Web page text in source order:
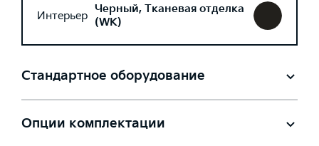
Интерьер Черный, Тканевая отделка
(WK)
Стандартное оборудование
Опции комплектации